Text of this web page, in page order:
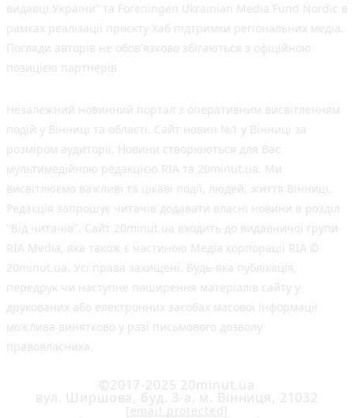
видавці України” та Foreningen Ukrainian Media Fund Nordic в
рамках реалізації проєкту Хаб підтримки регіональних медіа.
Погляди авторів не обов'язково збігаються з офіційною
позицією партнерів
Незалежний новинний портал з оперативним висвітленням
подій у Вінниці та області. Сайт новин №1 у Вінниці за
розміром аудиторії. Новини створюються для Вас
мультимедійною редакцією RIA та 20minut.ua. Ми
висвітлюємо важливі та цікаві події, людей, життя Вінниці.
Редакція запрошує читачів додавати власні новини в розділ
"Від читачів". Сайт 20minut.ua входить до видавничої групи
RIA Media, яка також є частиною Медіа корпорації RIA ©
20minut.ua. Усі права захищені. Будь-яка публiкацiя,
передрук чи наступне поширення матеріалів сайту у
друкованих або електронних засобах масової інформації
можлива винятково у разі письмового дозволу
правовласника.
©2017-2025 20minut.ua
вул. Ширшова, буд. 3-а, м. Вінниця, 21032
[email protected]